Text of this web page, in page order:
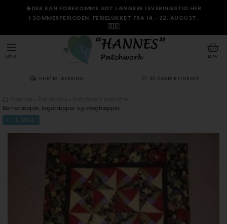
☀️DER KAN FOREKOMME LIDT LÆNGERE LEVERINGSTID HER
I SOMMERPERIODEN. FERIELUKKET FRA 14.–22. AUGUST.
🇩🇰
KURV
MENU
HURTIG LEVERING 30 DAGES RETURRET
Børnetæpper, legetæpper og vægtæpper
TILBAGE